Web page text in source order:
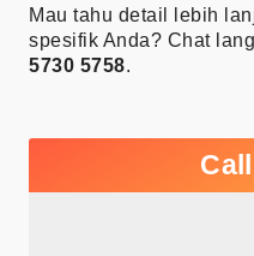
Mau tahu detail lebih
spesifik Anda? Chat
5730 5758.
Call